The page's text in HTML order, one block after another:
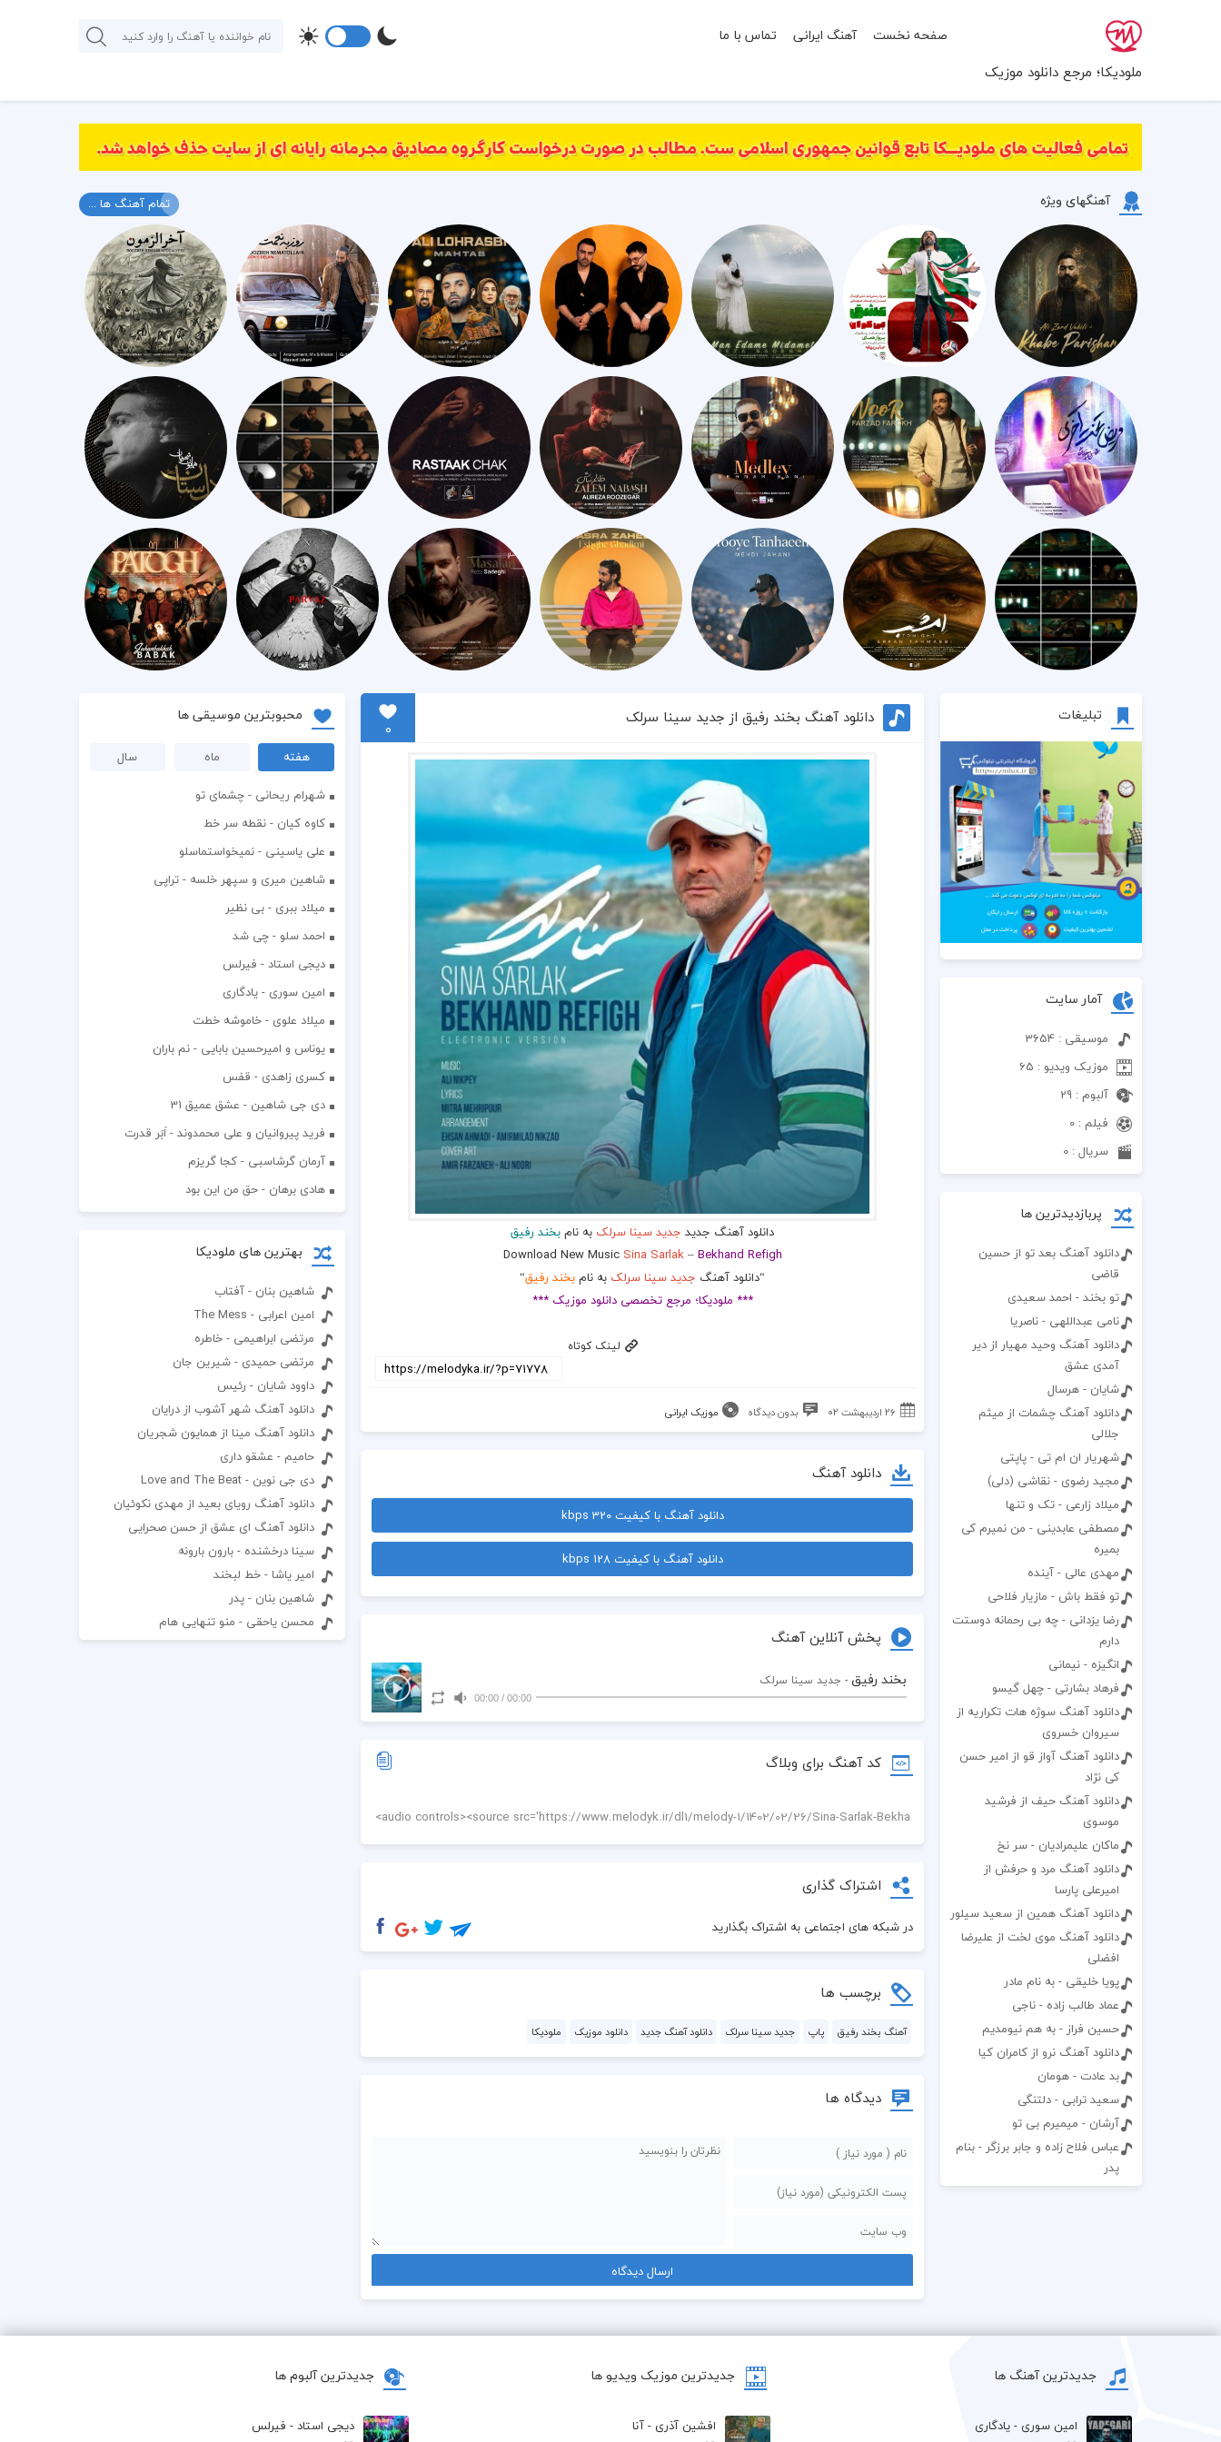
ملودیکا؛ مرجع دانلود موزیک
صفحه نخست آهنگ ایرانی تماس با ما
آهنگهای ویژه تمام آهنگ ها ...
تبلیغات
آمار سایت
موسیقی : 3654
موزیک ویدیو : 65
آلبوم : 29
فیلم : 0
سریال : 0
پربازدیدترین ها
دانلود آهنگ بعد تو از حسین
قاضی
تو بخند - احمد سعیدی
نامی عبداللهی - ناصریا
دانلود آهنگ وحید مهیار از دیر
آمدی عشق
شایان - هرسال
دانلود آهنگ چشمات از میثم
جلالی
شهریار ان ام تی - پاپتی
مجید رضوی - نقاشی (دلی)
میلاد زارعی - تک و تنها
مصطفی عابدینی - من نمیرم کی
بمیره
مهدی عالی - آینده
تو فقط باش - مازیار فلاحی
رضا یزدانی - چه بی رحمانه دوستت
دارم
انگیزه - نیمانی
فرهاد بشارتی - چهل گیسو
دانلود آهنگ سوژه هات تکراریه از
سیروان خسروی
دانلود آهنگ آواز قو از امیر حسن
کی نژاد
دانلود آهنگ حیف از فرشید
موسوی
ماکان علیمرادیان - سر نخ
دانلود آهنگ مرد و حرفش از
امیرعلی پارسا
دانلود آهنگ همین از سعید سیلور
دانلود آهنگ موی لخت از علیرضا
افضلی
پویا خلیقی - به نام مادر
عماد طالب زاده - ناجی
حسین فراز - به هم نیومدیم
دانلود آهنگ نرو از کامران کیا
بد عادت - هومان
سعید ترابی - دلتنگی
آرشان - میمیرم بی تو
عباس فلاح زاده و جابر برزگر - بنام
پدر
دانلود آهنگ بخند رفیق از جدید سینا سرلک
0
دانلود آهنگ جدید جدید سینا سرلک به نامبخند رفیق
Download New Music Sina Sarlak–Bekhand Refigh
“دانلود آهنگ جدید سینا سرلک به نامبخند رفیق“
*** ملودیکا؛ مرجع تخصصی دانلود موزیک ***
لینک کوتاه
۲۶ اردیبهشت ۰۲ بدون دیدگاه موزیک ایرانی
دانلود آهنگ
دانلود آهنگ با کیفیت 320 kbps
دانلود آهنگ با کیفیت 128 kbps
پخش آنلاین آهنگ
بخند رفیق - جدید سینا سرلک
00:00
/
00:00
کد آهنگ برای وبلاگ
اشتراک گذاری
در شبکه های اجتماعی به اشتراک بگذارید
برچسب ها
آهنگ بخند رفیق پاپ جدید سینا سرلک دانلود آهنگ جدید دانلود موزیک ملودیکا
دیدگاه ها
محبوبترین موسیقی ها
هفته ماه
سال
شهرام ریحانی - چشمای تو
کاوه کیان - نقطه سر خط
علی یاسینی - نمیخواستماسلو
شاهین میری و سپهر خلسه - تراپی
میلاد ببری - بی نظیر
احمد سلو - چی شد
دیجی استاد - فیرلس
امین سوری - یادگاری
میلاد علوی - خاموشه خطت
یوناس و امیرحسین بابایی - نم باران
کسری زاهدی - قفس
دی جی شاهین - عشق عمیق 31
فرید پیروانیان و علی محمدوند - اَبَر قدرت
آرمان گرشاسبی - کجا گریزم
هادی برهان - حق من این بود
بهترین های ملودیکا
شاهین بنان - آفتاب
امین اعرابی - The Mess
مرتضی ابراهیمی - خاطره
مرتضی حمیدی - شیرین جان
داوود شایان - رئیس
دانلود آهنگ شهر آشوب از درایان
دانلود آهنگ مینا از همایون شجریان
حامیم - عشقو داری
دی جی نوین - Love and The Beat
دانلود آهنگ رویای بعید از مهدی نکوئیان
دانلود آهنگ ای عشق از حسن صحرایی
سینا درخشنده - بارون بارونه
امیر یاشا - خط لبخند
شاهین بنان - پدر
محسن یاحقی - منو تنهایی هام
جدیدترین آهنگ ها
امین سوری - یادگاری
جدیدترین موزیک ویدیو ها
افشین آذری - آنا
جدیدترین آلبوم ها
دیجی استاد - فیرلس